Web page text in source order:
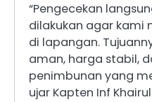
“Pengecekan
dilakukan agar kami
di lapangan.
aman, harga stabil,
penimbunan yang
ujar Kapten Inf